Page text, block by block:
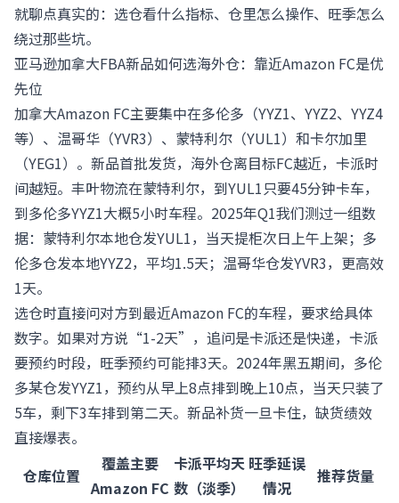
就聊点真实的：选仓看什么指标、仓里怎么操作、旺季怎么
绕过那些坑。
亚马逊加拿大FBA新品如何选海外仓：靠近Amazon FC是优
先位
加拿大Amazon FC主要集中在多伦多（YYZ1、YYZ2、YYZ4
等）、温哥华（YVR3）、蒙特利尔（YUL1）和卡尔加里
（YEG1）。新品首批发货，海外仓离目标FC越近，卡派时
间越短。丰叶物流在蒙特利尔，到YUL1只要45分钟卡车，
到多伦多YYZ1大概5小时车程。2025年Q1我们测过一组数
据：蒙特利尔本地仓发YUL1，当天提柜次日上午上架；多
伦多仓发本地YYZ2，平均1.5天；温哥华仓发YVR3，更高效
1天。
选仓时直接问对方到最近Amazon FC的车程，要求给具体
数字。如果对方说“1-2天”，追问是卡派还是快递，卡派
要预约时段，旺季预约可能排3天。2024年黑五期间，多伦
多某仓发YYZ1，预约从早上8点排到晚上10点，当天只装了
5车，剩下3车排到第二天。新品补货一旦卡住，缺货绩效
直接爆表。
仓库位置
覆盖主要
Amazon FC
卡派平均天
数（淡季）
旺季延误
情况
推荐货量